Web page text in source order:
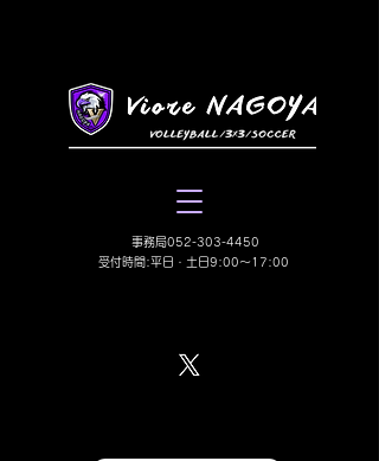
​事務局052-303-4450
受付時間:平日・土日9:00〜17:00